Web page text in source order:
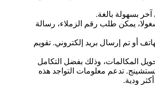
بسهولة بالغة.
يمكن طلب رقم الزملاء، رسالة
أو تم إرسال بريد إلكتروني. تقويم
المكالمات، وذلك بفضل التكامل
تدعم معلومات التواجد هذه
ودية.